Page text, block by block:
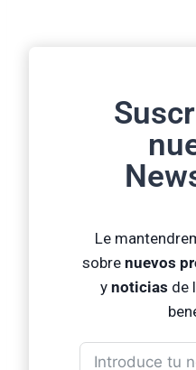
Le
sobre nuevos
y noticias de